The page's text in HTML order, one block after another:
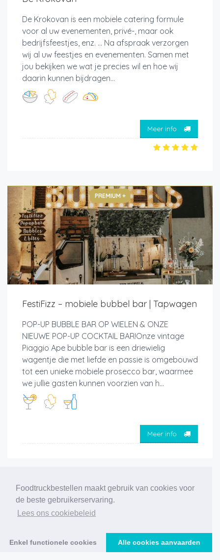
Foodtruckbestellen maakt gebruik van cookies voor
de beste gebruikerservaring.
Lees ons cookiebeleid
Enkel functionele cookies Alle cookies aanvaarden
De Krokovan is een mobiele catering formule
voor al uw evenementen, privé-, maar ook
bedrijfsfeestjes, enz. ... Na afspraak verzorgen
wij al uw feestjes en evenementen. Samen met
jou bekijken we wat je precies wil en hoe wij
daarin kunnen bijdragen...
Meer info
PREMIUM +
FestiFizz – mobiele bubbel bar | Tapwagen
POP-UP BUBBLE BAR OP WIELEN & ONZE
NIEUWE POP-UP COCKTAIL BAR!Onze vintage
Piaggio Ape bubble bar is een driewielig
wagentje die met liefde en passie is omgebouwd
tot een unieke mobiele prosecco bar, waarmee
we jullie gasten kunnen voorzien van h...
Meer info
12
›